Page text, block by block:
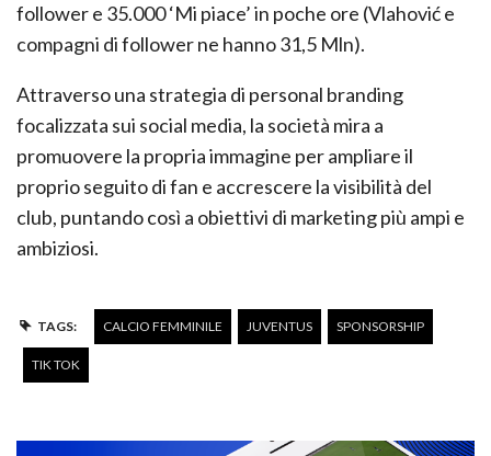
follower e 35.000 ‘Mi piace’ in poche ore (Vlahović e
compagni di follower ne hanno 31,5 Mln).
Attraverso una strategia di personal branding
focalizzata sui social media, la società mira a
promuovere la propria immagine per ampliare il
proprio seguito di fan e accrescere la visibilità del
club, puntando così a obiettivi di marketing più ampi e
ambiziosi.
TAGS: CALCIO FEMMINILE JUVENTUS SPONSORSHIP
TIK TOK